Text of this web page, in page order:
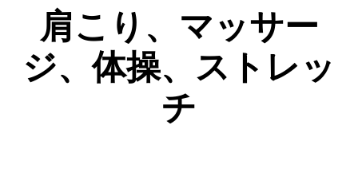
肩こり、マッサー
ジ、体操、ストレッ
チ